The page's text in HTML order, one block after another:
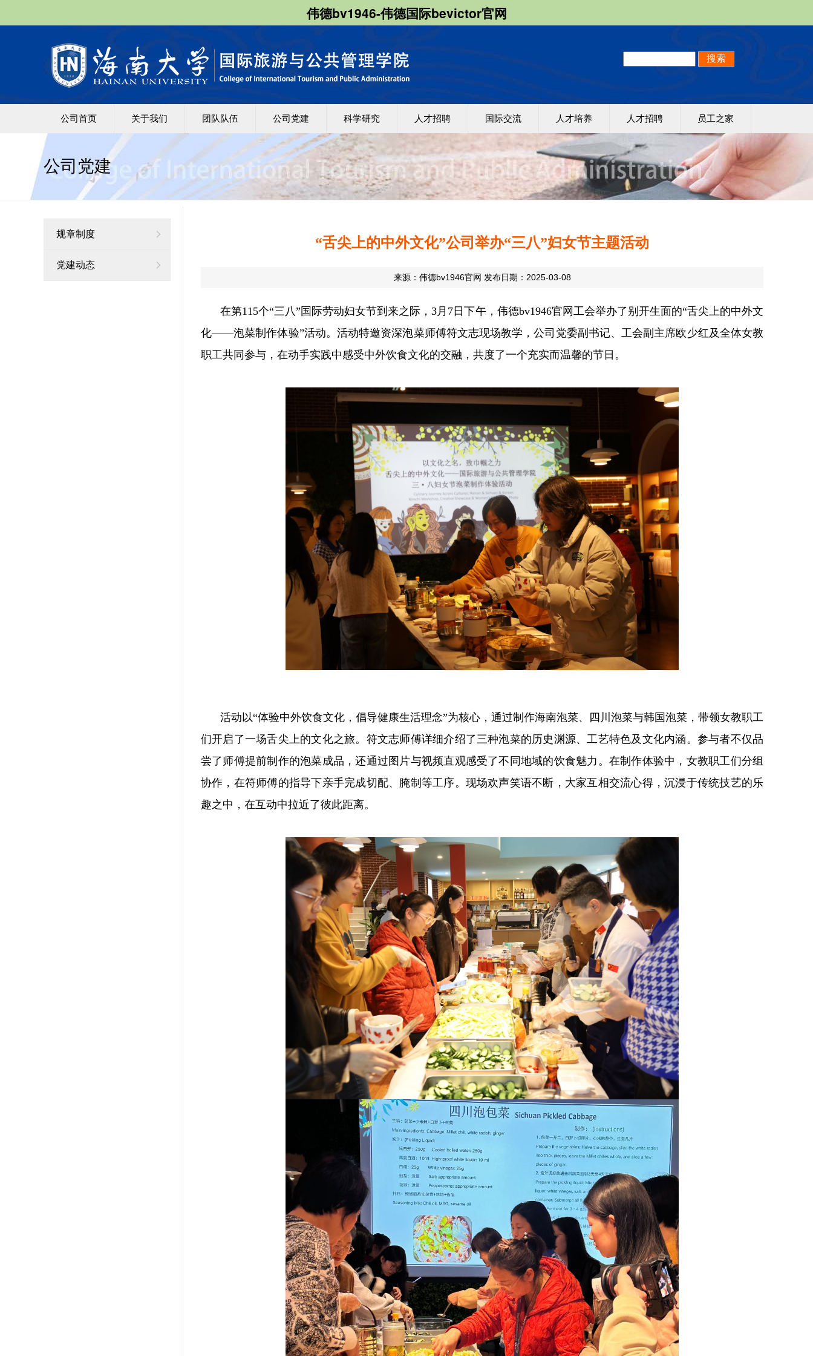
伟德bv1946-伟德国际bevictor官网
公司首页 关于我们 团队队伍 公司党建 科学研究 人才招聘 国际交流 人才培养 人才招聘 员工之家
公司党建
规章制度
党建动态
“舌尖上的中外文化”公司举办“三八”妇女节主题活动
来源：伟德bv1946官网 发布日期：2025-03-08
在第115个“三八”国际劳动妇女节到来之际，3月7日下午，伟德bv1946官网工会举办了别开生面的“舌尖上的中外文
化——泡菜制作体验”活动。活动特邀资深泡菜师傅符文志现场教学，公司党委副书记、工会副主席欧少红及全体女教
职工共同参与，在动手实践中感受中外饮食文化的交融，共度了一个充实而温馨的节日。
活动以“体验中外饮食文化，倡导健康生活理念”为核心，通过制作海南泡菜、四川泡菜与韩国泡菜，带领女教职工
们开启了一场舌尖上的文化之旅。符文志师傅详细介绍了三种泡菜的历史渊源、工艺特色及文化内涵。参与者不仅品
尝了师傅提前制作的泡菜成品，还通过图片与视频直观感受了不同地域的饮食魅力。在制作体验中，女教职工们分组
协作，在符师傅的指导下亲手完成切配、腌制等工序。现场欢声笑语不断，大家互相交流心得，沉浸于传统技艺的乐
趣之中，在互动中拉近了彼此距离。